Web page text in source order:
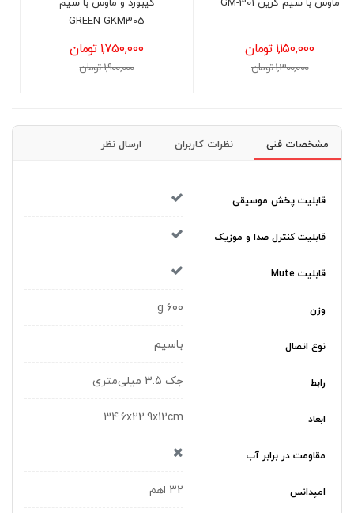
کیبورد و ماوس با سیم
1,750,000 تومان
1,900,000 تومان
پد ماوس گرین مدل
GMP460-S
890,000 تومان
1,050,000 تومان
مشخصات فنی نظرات کاربران ارسال نظر
قابلیت پخش موسیقی
قابلیت کنترل صدا و موزیک
قابلیت Mute
وزن 600 g
نوع اتصال باسیم
رابط جک 3.5 میلی‌متری
ابعاد 34.6x22.9x12cm
مقاومت در برابر آب
امپدانس 32 اهم